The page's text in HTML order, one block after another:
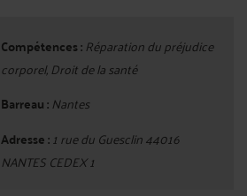
Compétences : Réparation du préjudice
corporel, Droit de la santé
Barreau : Nantes
Adresse :1 rue du Guesclin 44016
NANTES CEDEX 1